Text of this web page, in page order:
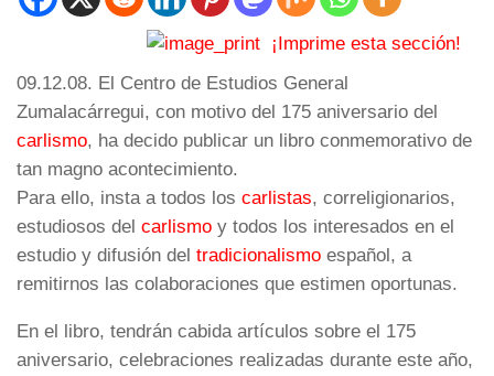
¡Imprime esta sección!
09.12.08. El Centro de Estudios General
Zumalacárregui, con motivo del 175 aniversario del
carlismo, ha decido publicar un libro conmemorativo de
tan magno acontecimiento.
Para ello, insta a todos los carlistas, correligionarios,
estudiosos del carlismo y todos los interesados en el
estudio y difusión del tradicionalismo español, a
remitirnos las colaboraciones que estimen oportunas.
En el libro, tendrán cabida artículos sobre el 175
aniversario, celebraciones realizadas durante este año,